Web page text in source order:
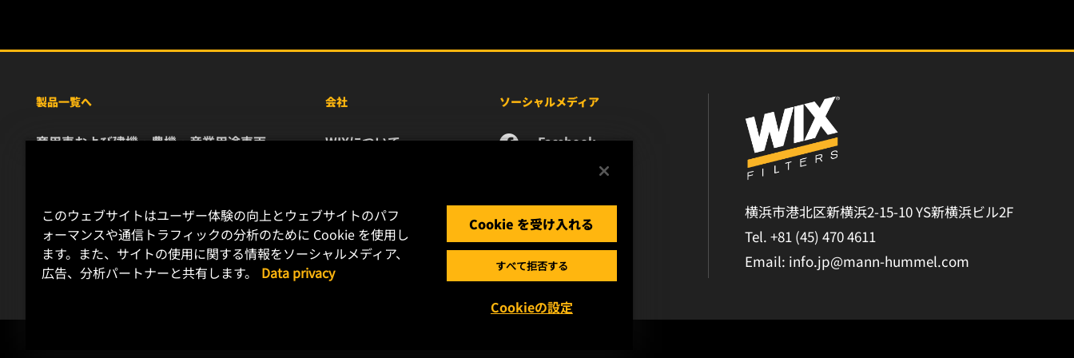
製品一覧へ
商用車および建機・農機・産業用途車両
レース用製品
会社
WIXについて
キャリア
データプライバシー
リーガルノーティス
ソーシャルメディア
Facebook
Instagram
YouTube
横浜市港北区新横浜2-15-10 YS新横浜ビル2F
Tel. +81 (45) 470 4611
Email: info.jp@mann-hummel.com
このウェブサイトはユーザー体験の向上とウェブサイトのパフ
ォーマンスや通信トラフィックの分析のために Cookie を使用し
ます。また、サイトの使用に関する情報をソーシャルメディア、
広告、分析パートナーと共有します。
Data privacy
Cookie を受け入れる
すべて拒否する
Cookieの設定